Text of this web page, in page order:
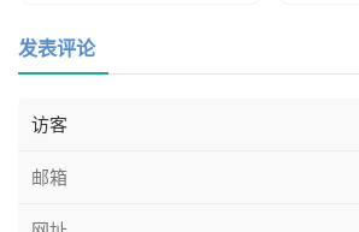
发表评论